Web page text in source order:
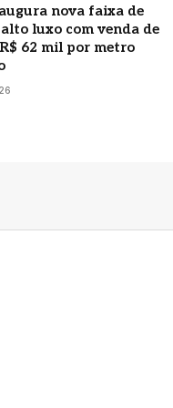
nova faixa de
luxo com venda de
62 mil por metro